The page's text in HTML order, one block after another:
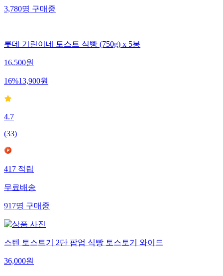
3,780명구매중
롯데 기린이네 토스트 식빵 (750g) x 5봉
16,500원
16%13,900원
4.7
(33)
417적립
무료배송
917명구매중
스텐 토스트기 2단 팝업 식빵 토스토기 와이드
36,000원